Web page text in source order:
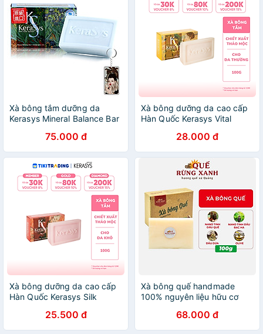
Xà bông tắm dưỡng da
Kerasys Mineral Balance Bar
da dầu + Móc khoá
75.000 đ
Xà bông dưỡng da cao cấp
Hàn Quốc Kerasys Vital
cho da thường) 100gr
28.000 đ
Xà bông dưỡng da cao cấp
Hàn Quốc Kerasys Silk
da khô) 100gr25.500 đ
Xà bông quế handmade
100% nguyên liệu hữu cơ
viêm nang lông hộp 100g
Quế Rừng Xanh - HÀNG
68.000 đ